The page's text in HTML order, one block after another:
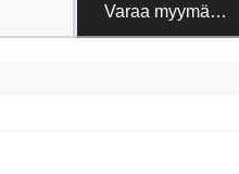
Varaa